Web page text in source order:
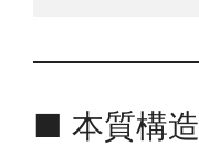
■ 本質構造